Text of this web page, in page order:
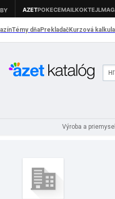
Výroba a priemysel